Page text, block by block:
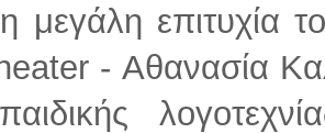
μεγάλη επιτυχία
- Αθανασία